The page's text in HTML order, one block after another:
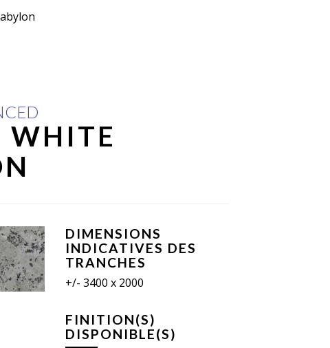
WHITE
DIMENSIONS
INDICATIVES DES
TRANCHES
+/- 3400 x 2000
FINITION(S)
DISPONIBLE(S)